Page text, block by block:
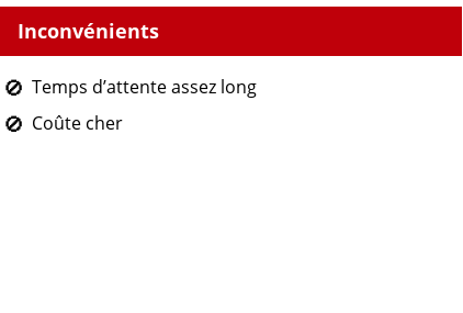
Temps d’attente assez long
Coûte cher